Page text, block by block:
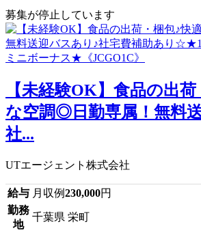
募集が停止しています
【未経験OK】食品の出
な空調◎日勤専属！無料
社...
UTエージェント株式会社
給与 月収例230,000円
勤務
地
千葉県 栄町